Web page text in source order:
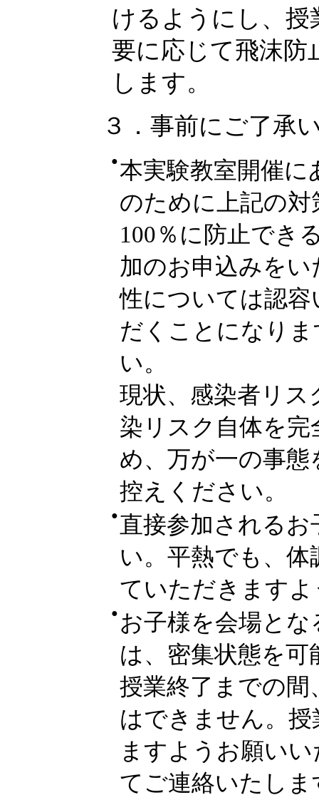
けるようにし、授
要に応じて飛沫防
します。
３．事前にご了承
●本実験教室開催
のために上記の
100％に防止でき
加のお申込みを
性については認
だくことになり
い。
現状、感染者リ
染リスク自体を
め、万が一の事
控えください。
● 直接参加される
い。平熱でも、
ていただきます
● お子様を会場と
は、密集状態を
授業終了までの
はできません。
ますようお願い
てご連絡いたしま